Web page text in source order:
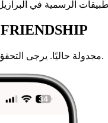
مباريات POLAND القادمة في FRIENDSHIP
لا توجد مباريات لـ Poland في Friendship مجدولة حاليًا. يرجى التحقق لاحقًا.